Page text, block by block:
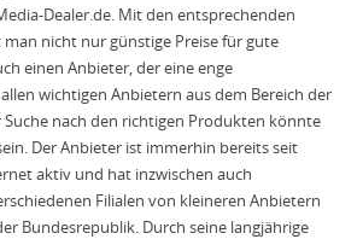
Dealer.de. Mit den entsprechenden
nicht nur günstige Preise für gute
einen Anbieter, der eine enge
wichtigen Anbietern aus dem Bereich der
nach den richtigen Produkten könnte
Der Anbieter ist immerhin bereits seit
aktiv und hat inzwischen auch
Filialen von kleineren Anbietern
Bundesrepublik. Durch seine langjährige